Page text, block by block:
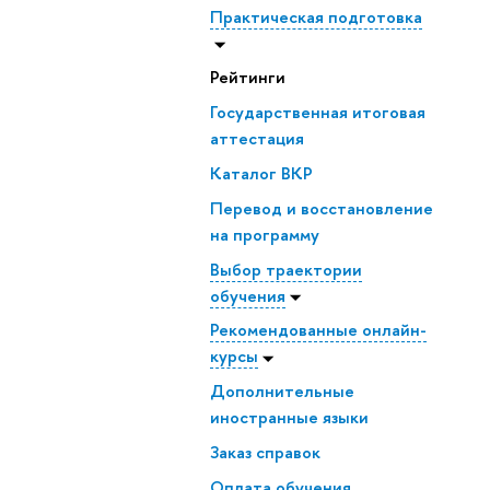
Практическая подготовка
Рейтинги
Государственная итоговая
аттестация
Каталог ВКР
Перевод и восстановление
на программу
Выбор траектории
обучения
Рекомендованные онлайн-
курсы
Дополнительные
иностранные языки
Заказ справок